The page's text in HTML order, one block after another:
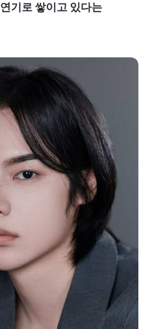
연기로 쌓이고 있다는